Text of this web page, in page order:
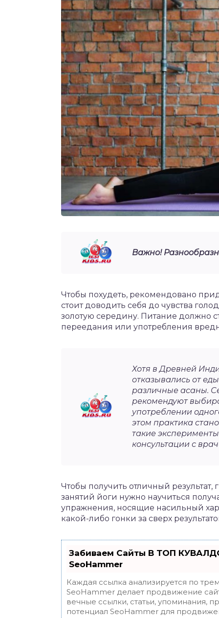
Важно!
Чтобы похудеть, рекомендовано
стоит доводить себя до чувства
золотую середину. Питание должно
переедания или употребления
Хотя в Древней
отказывались от
различные асаны.
рекомендуют
употреблении
этом практика
такие
консультации с
Чтобы получить отличный
занятий йоги нужно научиться
упражнения, носящие насильный
какой-либо гонки за сверх
Забиваем Сайты В ТОП
SeoHammer
Каждая ссылка анализируется по
SeoHammer делает продвижение
вечные ссылки, статьи, упоминания,
потенциал SeoHammer для